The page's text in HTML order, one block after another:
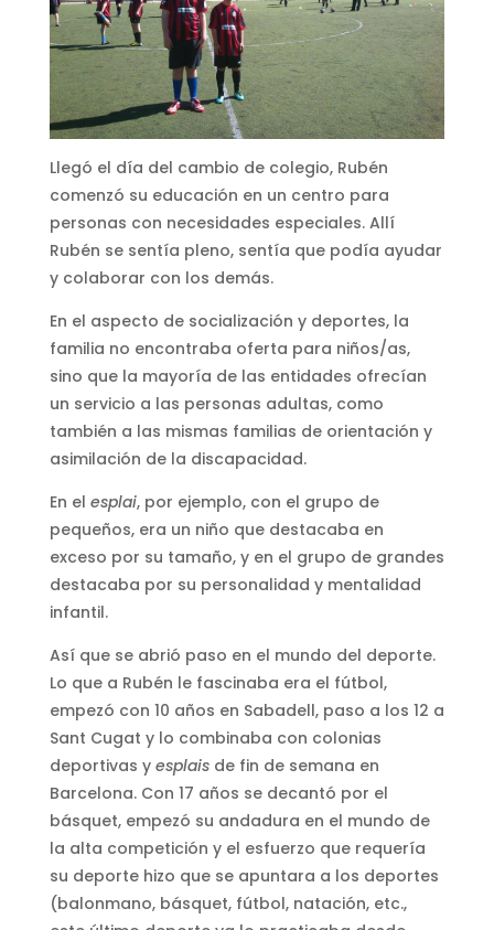
Llegó el día del cambio de colegio, Rubén
comenzó su educación en un centro para
personas con necesidades especiales. Allí
Rubén se sentía pleno, sentía que podía ayudar
y colaborar con los demás.
En el aspecto de socialización y deportes, la
familia no encontraba oferta para niños/as,
sino que la mayoría de las entidades ofrecían
un servicio a las personas adultas, como
también a las mismas familias de orientación y
asimilación de la discapacidad.
En el esplai, por ejemplo, con el grupo de
pequeños, era un niño que destacaba en
exceso por su tamaño, y en el grupo de grandes
destacaba por su personalidad y mentalidad
infantil.
Así que se abrió paso en el mundo del deporte.
Lo que a Rubén le fascinaba era el fútbol,
empezó con 10 años en Sabadell, paso a los 12 a
Sant Cugat y lo combinaba con colonias
deportivas y esplaisde fin de semana en
Barcelona. Con 17 años se decantó por el
básquet, empezó su andadura en el mundo de
la alta competición y el esfuerzo que requería
su deporte hizo que se apuntara a los deportes
(balonmano, básquet, fútbol, natación, etc.,